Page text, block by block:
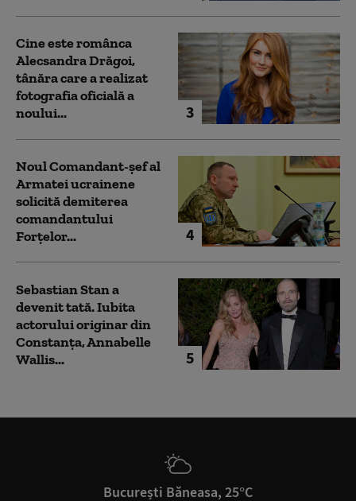
3
Cine este românca
Alecsandra Drăgoi,
tânăra care a realizat
fotografia oficială a
noului...
4
Noul Comandant-șef al
Armatei ucrainene
solicită demiterea
comandantului
Forțelor...
5
Sebastian Stan a
devenit tată. Iubita
actorului originar din
Constanța, Annabelle
Wallis...
București Băneasa, 25°C